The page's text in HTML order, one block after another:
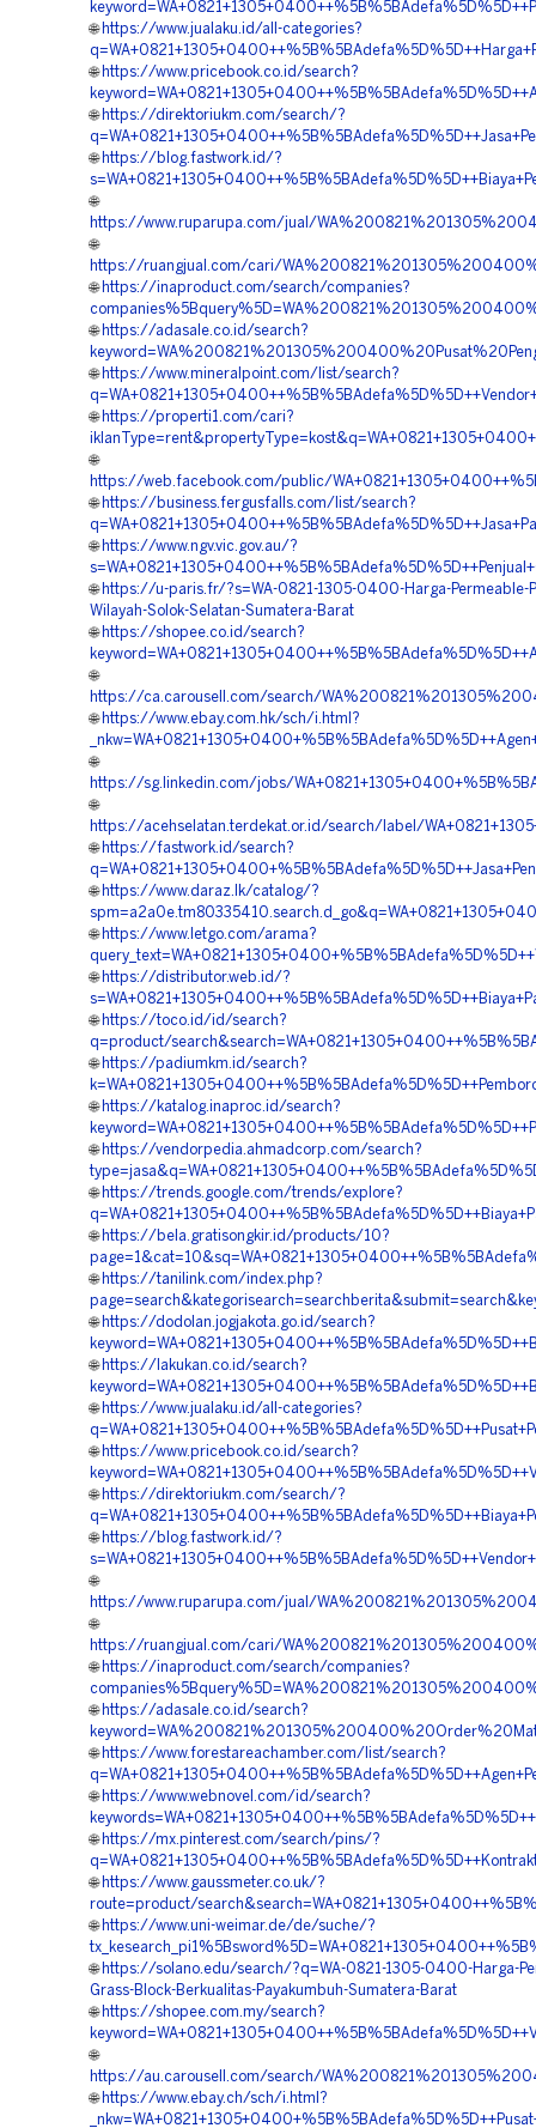
🌐 https://www.jualaku.id/all-categories?
🌐 https://www.pricebook.co.id/search?
🌐 https://direktoriukm.com/search/?
🌐 https://blog.fastwork.id/?
🌐
https://www.ruparupa.com/jual/
🌐
https://ruangjual.com/cari/
🌐 https://inaproduct.com/search/companies?
🌐 https://adasale.co.id/search?
🌐 https://www.mineralpoint.com/list/search?
🌐 https://properti1.com/cari?
🌐
https://web.facebook.com/public/
🌐 https://business.fergusfalls.com/list/search?
🌐 https://www.ngv.vic.gov.au/?
🌐 https://u-paris.fr/?s=WA-0821-1305-0400-Harga-Permeable-
Wilayah-Solok-Selatan-Sumatera-Barat
🌐 https://shopee.co.id/search?
🌐
https://ca.carousell.com/search/
🌐 https://www.ebay.com.hk/sch/i.html?
🌐
https://sg.linkedin.com/jobs/
🌐
https://acehselatan.terdekat.or.id/search/label/
🌐 https://fastwork.id/search?
🌐 https://www.daraz.lk/catalog/?
🌐 https://www.letgo.com/arama?
🌐 https://distributor.web.id/?
🌐 https://toco.id/id/search?
q=product/
🌐 https://padiumkm.id/search?
🌐 https://katalog.inaproc.id/search?
🌐 https://vendorpedia.ahmadcorp.com/search?
🌐 https://trends.google.com/trends/explore?
🌐 https://bela.gratisongkir.id/products/10?
🌐 https://tanilink.com/index.php?
🌐 https://dodolan.jogjakota.go.id/search?
🌐 https://lakukan.co.id/search?
🌐 https://www.jualaku.id/all-categories?
🌐 https://www.pricebook.co.id/search?
🌐 https://direktoriukm.com/search/?
🌐 https://blog.fastwork.id/?
🌐
https://www.ruparupa.com/jual/
🌐
https://ruangjual.com/cari/
🌐 https://inaproduct.com/search/companies?
🌐 https://adasale.co.id/search?
🌐 https://www.forestareachamber.com/list/search?
🌐 https://www.webnovel.com/id/search?
🌐 https://mx.pinterest.com/search/pins/?
🌐 https://www.gaussmeter.co.uk/?
route=product/
🌐 https://www.uni-weimar.de/de/suche/?
🌐 https://solano.edu/search/?q=WA-0821-1305-0400-Harga-
Grass-Block-Berkualitas-Payakumbuh-Sumatera-Barat
🌐 https://shopee.com.my/search?
🌐
https://au.carousell.com/search/
🌐 https://www.ebay.ch/sch/i.html?